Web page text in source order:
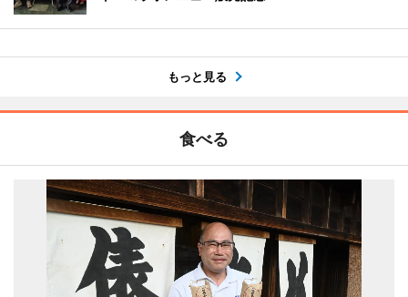
もっと見る
食べる